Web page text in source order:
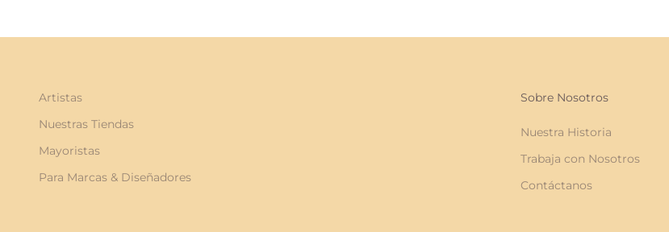
Artistas
Nuestras Tiendas
Mayoristas
Para Marcas & Diseñadores
Sobre Nosotros
Nuestra Historia
Trabaja con Nosotros
Contáctanos